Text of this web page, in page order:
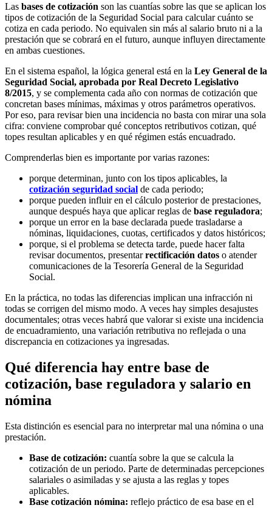
Las bases de cotización son las cuantías sobre las que se aplican los
tipos de cotización de la Seguridad Social para calcular cuánto se
cotiza en cada periodo. No equivalen sin más al salario bruto ni a la
prestación que se cobrará en el futuro, aunque influyen directamente
en ambas cuestiones.
En el sistema español, la lógica general está en la Ley General de la
Seguridad Social, aprobada por Real Decreto Legislativo
8/2015, y se complementa cada año con normas de cotización que
concretan bases mínimas, máximas y otros parámetros operativos.
Por eso, para revisar bien una incidencia no basta con mirar una sola
cifra: conviene comprobar qué conceptos retributivos cotizan, qué
topes resultan aplicables y en qué régimen estás encuadrado.
Comprenderlas bien es importante por varias razones:
porque determinan, junto con los tipos aplicables, la
cotización seguridad social de cada periodo;
porque pueden influir en el cálculo posterior de prestaciones,
aunque después haya que aplicar reglas de base reguladora;
porque un error en la base declarada puede trasladarse a
nóminas, liquidaciones, cuotas, certificados y datos históricos;
porque, si el problema se detecta tarde, puede hacer falta
revisar documentos, presentarrectificación datos o atender
comunicaciones de la Tesorería General de la Seguridad
Social.
En la práctica, no todas las diferencias implican una infracción ni
todas se corrigen del mismo modo. A veces hay simples desajustes
documentales; otras veces habrá que valorar si existe una incidencia
de encuadramiento, una variación retributiva no reflejada o una
discrepancia en cotizaciones ya ingresadas.
Qué diferencia hay entre base de
cotización, base reguladora y salario en
nómina
Esta distinción es esencial para no interpretar mal una nómina o una
prestación.
Base de cotización: cuantía sobre la que se calcula la
cotización de un periodo. Parte de determinadas percepciones
salariales o asimiladas y se ajusta a las reglas y topes
aplicables.
Base cotización nómina: reflejo práctico de esa base en el